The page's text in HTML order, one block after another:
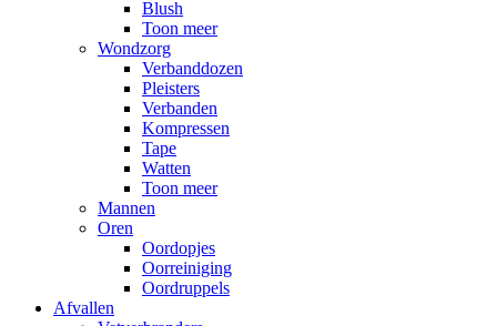
Blush
Toon meer
Wondzorg
Verbanddozen
Pleisters
Verbanden
Kompressen
Tape
Watten
Toon meer
Mannen
Oren
Oordopjes
Oorreiniging
Oordruppels
Afvallen